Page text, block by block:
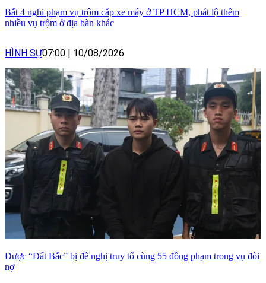
Bắt 4 nghi phạm vụ trộm cắp xe máy ở TP HCM, phát lộ thêm
nhiều vụ trộm ở địa bàn khác
HÌNH SỰ07:00 | 10/08/2026
Được “Đất Bắc” bị đề nghị truy tố cùng 55 đồng phạm trong vụ đòi
nợ